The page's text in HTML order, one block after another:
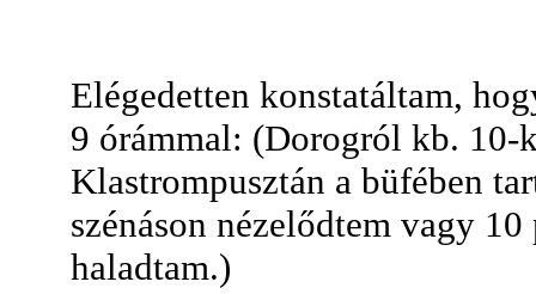
Elégedetten konstatáltam,
9 órámmal: (Dorogról kb.
Klastrompusztán a büfében
szénáson nézelődtem vagy
haladtam.)